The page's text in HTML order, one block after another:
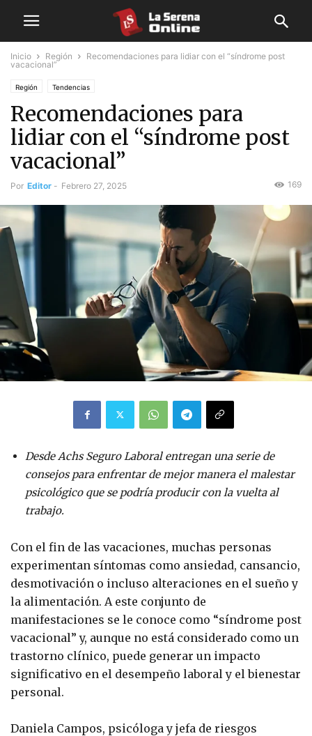
Inicio Región
Recomendaciones para lidiar con el “síndrome post
vacacional”
Región Tendencias
Recomendaciones para
lidiar con el “síndrome post
vacacional”
Por Editor - Febrero 27, 2025 169
Desde Achs Seguro Laboral entregan una serie de
consejos para enfrentar de mejor manera el malestar
psicológico que se podría producir con la vuelta al
trabajo.
Con el fin de las vacaciones, muchas personas
experimentan síntomas como ansiedad, cansancio,
desmotivación o incluso alteraciones en el sueño y
la alimentación. A este conjunto de
manifestaciones se le conoce como “síndrome post
vacacional” y, aunque no está considerado como un
trastorno clínico, puede generar un impacto
significativo en el desempeño laboral y el bienestar
personal.
Daniela Campos, psicóloga y jefa de riesgos